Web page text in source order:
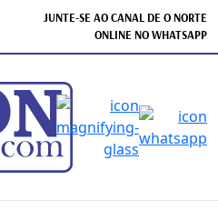
JUNTE-SE AO CANAL DE O NORTE
ONLINE NO WHATSAPP